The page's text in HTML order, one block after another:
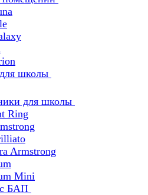
школы
для школы
Ring
Armstrong
Mini
БАП